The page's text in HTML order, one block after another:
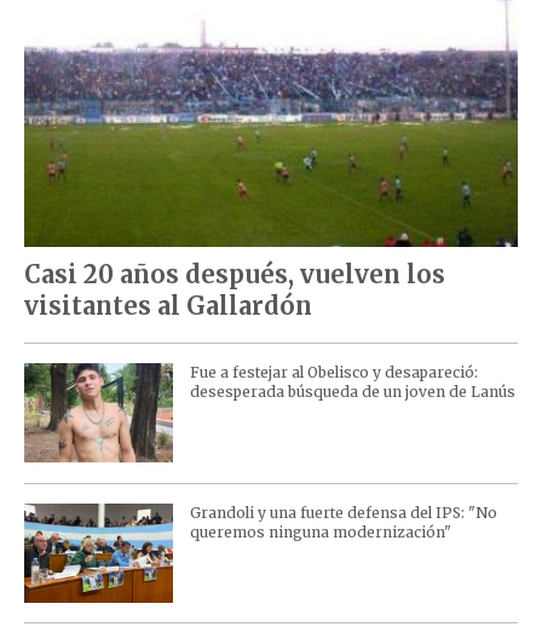
Casi 20 años después, vuelven los
visitantes al Gallardón
Fue a festejar al Obelisco y desapareció:
desesperada búsqueda de un joven de Lanús
Grandoli y una fuerte defensa del IPS: "No
queremos ninguna modernización"